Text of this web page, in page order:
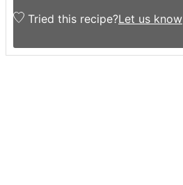
Tried this recipe?Let us know